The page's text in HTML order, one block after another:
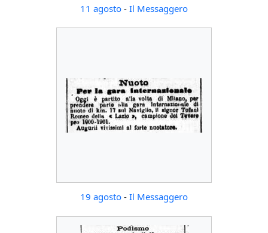
11 agosto - Il Messaggero
19 agosto - Il Messaggero